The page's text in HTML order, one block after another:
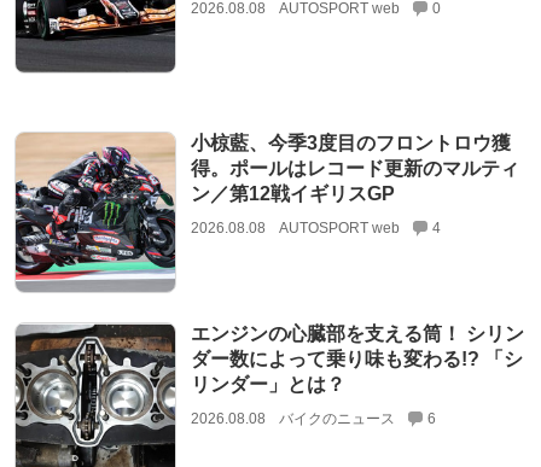
2026.08.08 AUTOSPORT web 0
小椋藍、今季3度目のフロントロウ獲
得。ポールはレコード更新のマルティ
ン／第12戦イギリスGP
2026.08.08 AUTOSPORT web 4
エンジンの心臓部を支える筒！ シリン
ダー数によって乗り味も変わる!? 「シ
リンダー」とは？
2026.08.08 バイクのニュース 6